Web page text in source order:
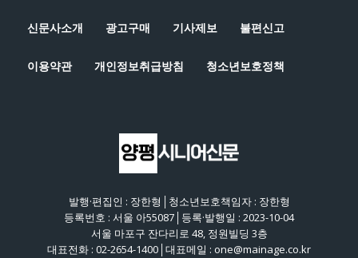
신문사소개 광고구매 기사제보 불편신고
이용약관 개인정보취급방침 청소년보호정책
발행·편집인 : 장한형│청소년보호책임자 : 장한형
등록번호 : 서울 아55087│등록·발행일 : 2023-10-04
서울 마포구 잔다리로 48, 정원빌딩 3층
대표전화 : 02-2654-1400│대표메일 : one@mainage.co.kr